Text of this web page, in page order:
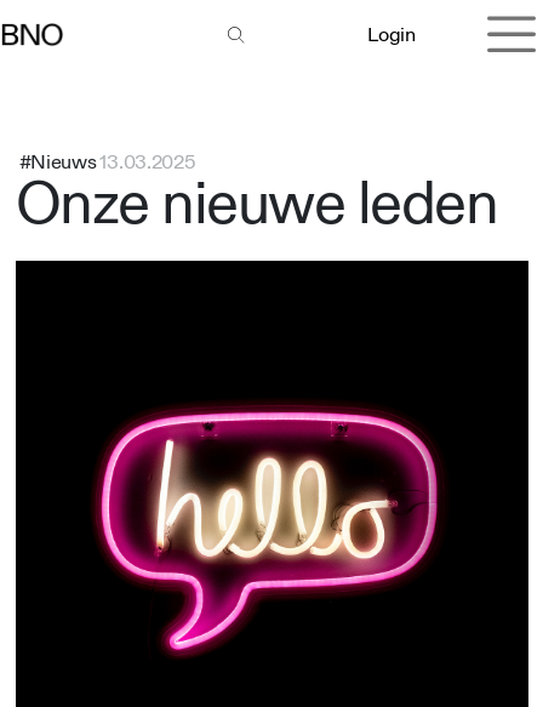
Login
#Nieuws13.03.2025
Onze nieuwe leden